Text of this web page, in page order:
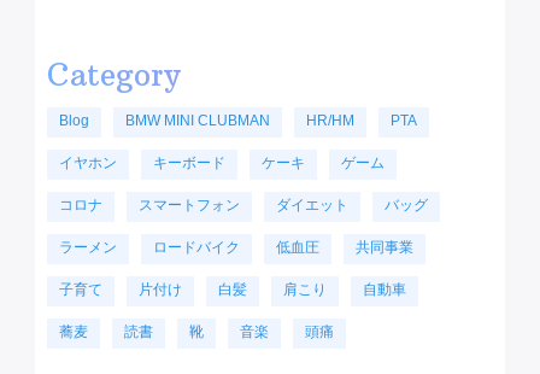
Category
Blog BMW MINI CLUBMAN HR/HM PTA
イヤホン キーボード ケーキ ゲーム
コロナ スマートフォン ダイエット バッグ
ラーメン ロードバイク 低血圧 共同事業
子育て 片付け 白髪 肩こり 自動車
蕎麦 読書 靴 音楽 頭痛